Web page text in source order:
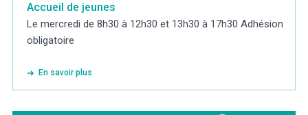
Accueil de jeunes
Le mercredi de 8h30 à 12h30 et 13h30 à 17h30 Adhésion
obligatoire
En savoir plus